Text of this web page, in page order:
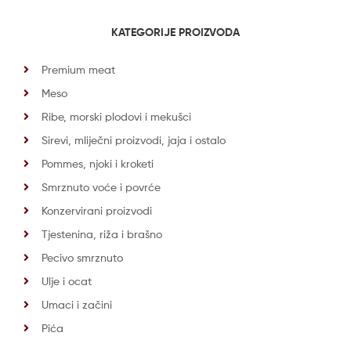
KATEGORIJE PROIZVODA
Premium meat
Meso
Ribe, morski plodovi i mekušci
Sirevi, mliječni proizvodi, jaja i ostalo
Pommes, njoki i kroketi
Smrznuto voće i povrće
Konzervirani proizvodi
Tjestenina, riža i brašno
Pecivo smrznuto
Ulje i ocat
Umaci i začini
Pića